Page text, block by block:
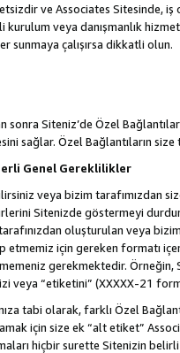
ve Associates Sitesinde,
kurulum veya danışmanlık
sunmaya çalışırsa dikkatli olun.
sonra Siteniz’de Özel
sağlar. Özel Bağlantıların
Genel Gereklilikler
veya bizim tarafımızdan
Sitenizde göstermeyi
oluşturulan veya
için gereken formatı
gerekmektedir. Örneğin,
veya “etiketini” (XXXXX-21
tabi olarak, farklı Özel
için size ek “alt etiket”
hiçbir surette Sitenizin belirli